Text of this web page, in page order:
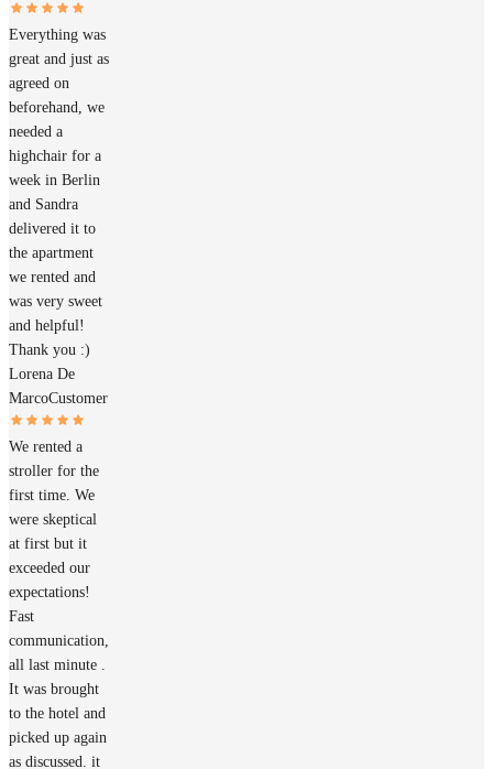
Everything was
great and just as
agreed on
beforehand, we
needed a
highchair for a
week in Berlin
and Sandra
delivered it to
the apartment
we rented and
was very sweet
and helpful!
Thank you :)
Lorena De
MarcoCustomer
We rented a
stroller for the
first time. We
were skeptical
at first but it
exceeded our
expectations!
Fast
communication,
all last minute .
It was brought
to the hotel and
picked up again
as discussed. it